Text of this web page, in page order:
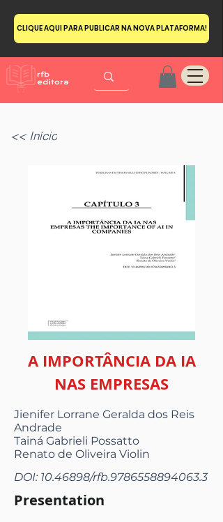
CLIQUE AQUI PARA PUBLICAR NA NOVA PLATAFORMA!
<< Início
A IMPORTÂNCIA DA IA
NAS EMPRESAS
Jienifer Lorrane Geralda dos Reis
Andrade
Tainá Gabrieli Possatto
Renato de Oliveira Violin
DOI: 10.46898/rfb.9786558894063.3
Presentation